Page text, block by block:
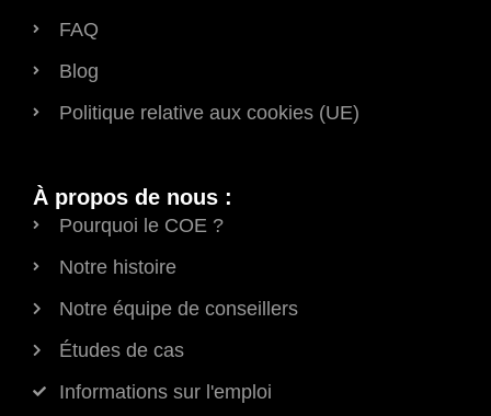
FAQ
Blog
Politique relative aux cookies (UE)
À propos de nous :
Pourquoi le COE ?
Notre histoire
Notre équipe de conseillers
Études de cas
Informations sur l'emploi